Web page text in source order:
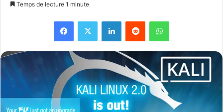
Temps de lecture 1 minute